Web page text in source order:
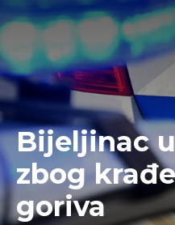
Bijeljinac
zbog
goriva